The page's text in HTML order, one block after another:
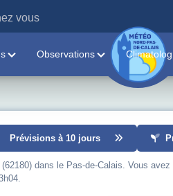
vous
Observations
Prévisions à 10 jours
dans le Pas-de-Calais. Vous